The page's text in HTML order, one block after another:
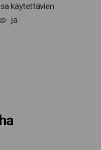
käytettävien
ja